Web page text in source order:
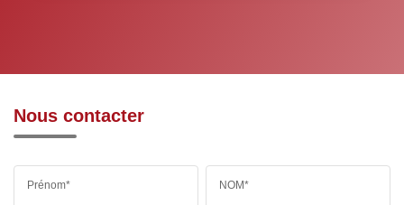
Nous contacter
Prénom* NOM*